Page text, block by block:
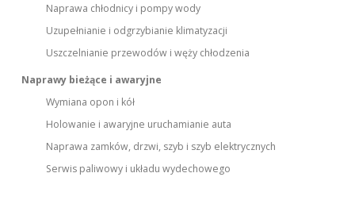
Naprawa chłodnicy i pompy wody
Uzupełnianie i odgrzybianie klimatyzacji
Uszczelnianie przewodów i węży chłodzenia
Naprawy bieżące i awaryjne
Wymiana opon i kół
Holowanie i awaryjne uruchamianie auta
Naprawa zamków, drzwi, szyb i szyb elektrycznych
Serwis paliwowy i układu wydechowego